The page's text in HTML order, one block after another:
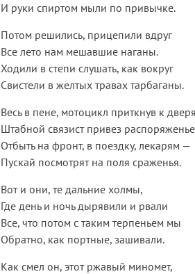
И руки спиртом мыли по привычке.
Потом решились, прицепили вдруг
Все лето нам мешавшие наганы.
Ходили в степи слушать, как вокруг
Свистели в желтых травах тарбаганы.
Весь в пене, мотоцикл приткнув к
Штабной связист привез распоряженье
Отбыть на фронт, в поездку, лекарям —
Пускай посмотрят на поля сраженья.
Вот и они, те дальние холмы,
Где день и ночь дырявили и рвали
Все, что потом с таким терпеньем мы
Обратно, как портные, зашивали.
Как смел он, этот ржавый миномет,